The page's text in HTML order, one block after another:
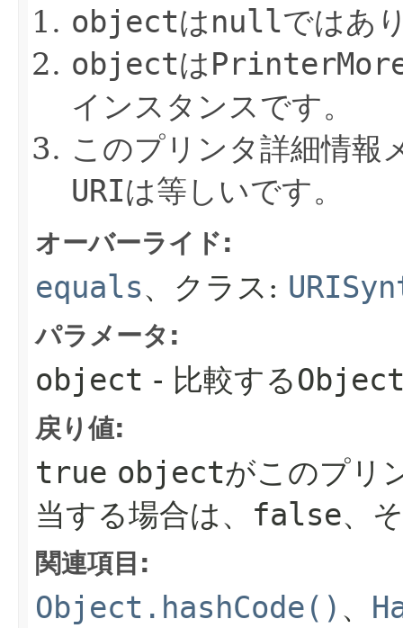
objectはnullではあ
objectは
インスタンスです。
このプリンタ詳細情報
URIは等しいです。
オーバーライド:
equals、クラス:
パラメータ:
object - 比較する
戻り値:
true objectがこのプリ
当する場合は、 false、
関連項目:
Object.hashCode() 、